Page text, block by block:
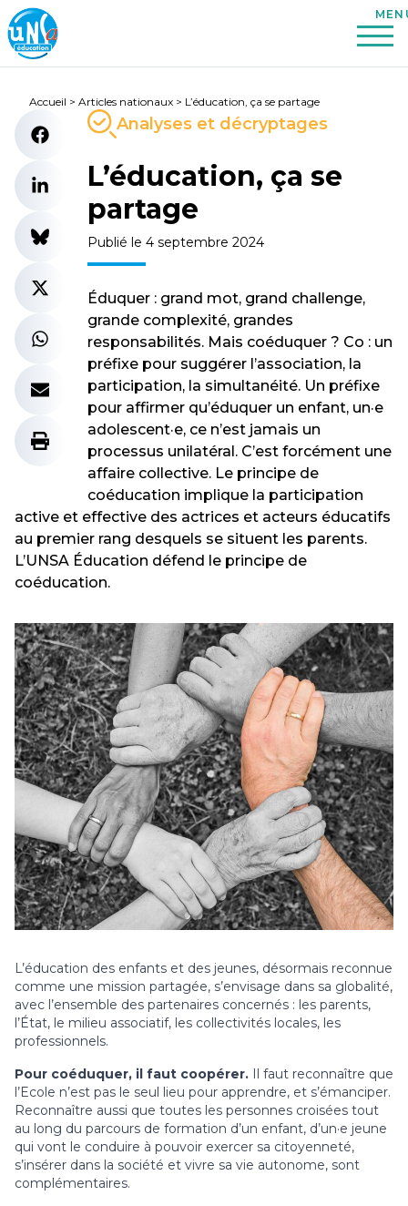
Accueil > Articles nationaux > L’éducation, ça se partage
Analyses et décryptages
L’éducation, ça se
partage
Publié le 4 septembre 2024
Éduquer : grand mot, grand challenge,
grande complexité, grandes
responsabilités. Mais coéduquer ? Co : un
préfixe pour suggérer l’association, la
participation, la simultanéité. Un préfixe
pour affirmer qu’éduquer un enfant, un·e
adolescent·e, ce n’est jamais un
processus unilatéral. C’est forcément une
affaire collective. Le principe de
coéducation implique la participation
active et effective des actrices et acteurs éducatifs
au premier rang desquels se situent les parents.
L’UNSA Éducation défend le principe de
coéducation.
L’éducation des enfants et des jeunes, désormais reconnue
comme une mission partagée, s’envisage dans sa globalité,
avec l’ensemble des partenaires concernés : les parents,
l’État, le milieu associatif, les collectivités locales, les
professionnels.
Pour coéduquer, il faut coopérer. Il faut reconnaître que
l’Ecole n’est pas le seul lieu pour apprendre, et s’émanciper.
Reconnaître aussi que toutes les personnes croisées tout
au long du parcours de formation d’un enfant, d’un·e jeune
qui vont le conduire à pouvoir exercer sa citoyenneté,
s’insérer dans la société et vivre sa vie autonome, sont
complémentaires.